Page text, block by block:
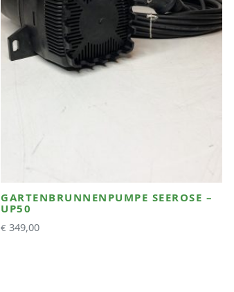
GARTENBRUNNENPUMPE SEEROSE –
UP50
€ 349,00